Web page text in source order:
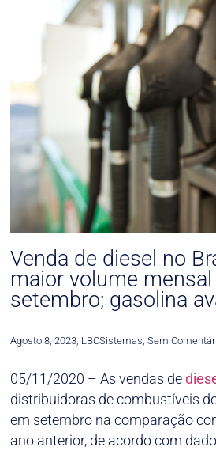
Venda de diesel no
maior volume
setembro; gasolina
Agosto 8, 2023, LBCSistemas, Sem
05/11/2020 – As vendas de
distribuidoras de combustíveis
em setembro na comparação
ano anterior, de acordo com